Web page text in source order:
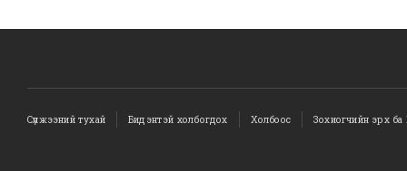
Сүлжээний тухай Бидэнтэй холбогдох Холбоос Зохиогчийн эрх